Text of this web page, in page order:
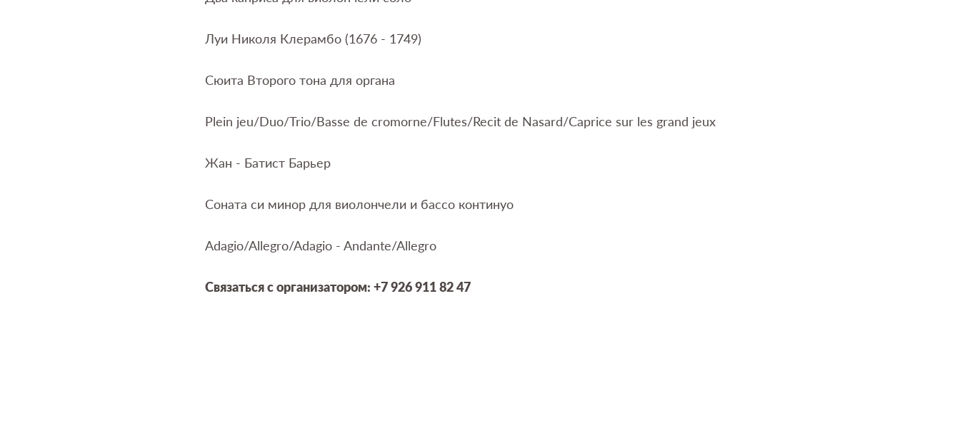
Луи Николя Клерамбо (1676 - 1749)
Сюита Второго тона для органa
Plein jeu/Duo/Trio/Basse de cromorne/Flutes/Recit de Nasard/Caprice sur les grand jeux
Жан - Батист Барьер
Соната си минор для виолончели и бассо континуо
Adagio/Allegro/Adagio - Andante/Allegro
Связаться с организатором: +7 926 911 82 47